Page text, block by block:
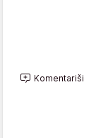
Komentariši